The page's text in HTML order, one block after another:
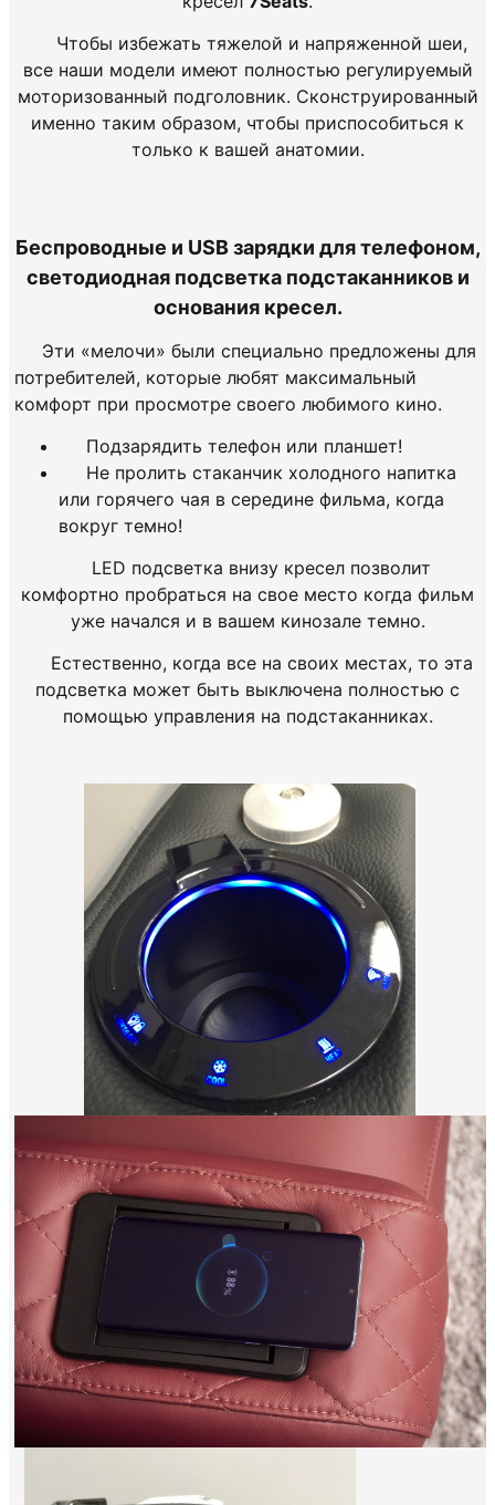
Чтобы избежать тяжелой и напряженной шеи,
все наши модели имеют полностью регулируемый
моторизованный подголовник. Сконструированный
именно таким образом, чтобы приспособиться к
только к вашей анатомии.
Беспроводные и USB зарядки для телефоном,
светодиодная подсветка подстаканников и
основания кресел.
Эти «мелочи» были специально предложены для
потребителей, которые любят максимальный
комфорт при просмотре своего любимого кино.
Подзарядить телефон или планшет!
Не пролить стаканчик холодного напитка
или горячего чая в середине фильма, когда
вокруг темно!
LED подсветка внизу кресел позволит
комфортно пробраться на свое место когда фильм
уже начался и в вашем кинозале темно.
Естественно, когда все на своих местах, то эта
подсветка может быть выключена полностью с
помощью управления на подстаканниках.